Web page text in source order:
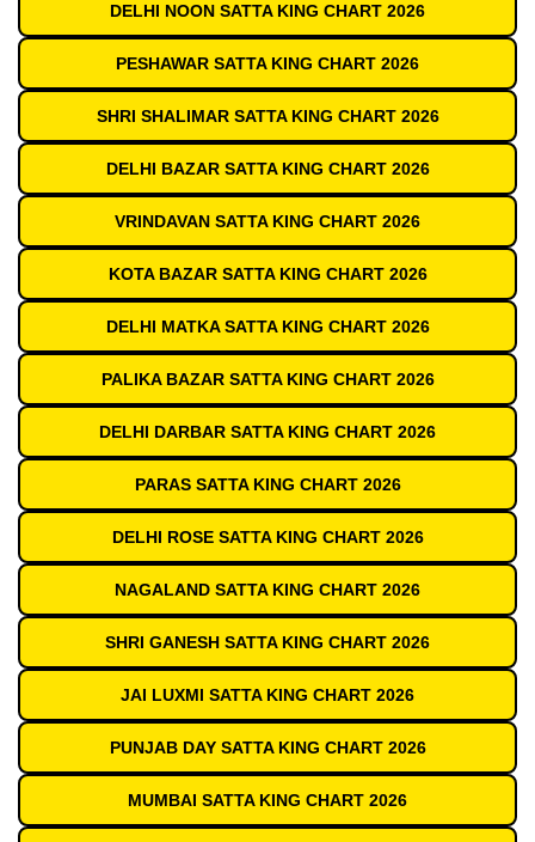
DELHI NOON SATTA KING CHART 2026
PESHAWAR SATTA KING CHART 2026
SHRI SHALIMAR SATTA KING CHART 2026
DELHI BAZAR SATTA KING CHART 2026
VRINDAVAN SATTA KING CHART 2026
KOTA BAZAR SATTA KING CHART 2026
DELHI MATKA SATTA KING CHART 2026
PALIKA BAZAR SATTA KING CHART 2026
DELHI DARBAR SATTA KING CHART 2026
PARAS SATTA KING CHART 2026
DELHI ROSE SATTA KING CHART 2026
NAGALAND SATTA KING CHART 2026
SHRI GANESH SATTA KING CHART 2026
JAI LUXMI SATTA KING CHART 2026
PUNJAB DAY SATTA KING CHART 2026
MUMBAI SATTA KING CHART 2026